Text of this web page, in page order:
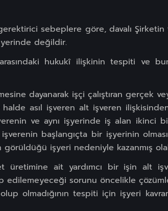
sebeplere göre, davalı Şirketin
yerinde değildir.
hukukî ilişkinin tespiti ve
dayanarak işçi çalıştıran gerçek
asıl işveren alt işveren
ve aynı işyerinde iş alan ikinci bir
başlangıçta bir işyerinin
görüldüğü işyeri nedeniyle kazanmış
ait yardımcı bir işin alt
edilemeyeceği sorunu öncelikle
olmadığının tespiti için işyeri